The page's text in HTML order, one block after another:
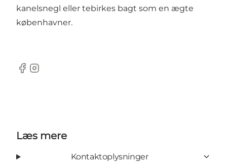
kanelsnegl eller tebirkes bagt som en ægte
københavner.
Facebook
Instagram
Læs mere
Kontaktoplysninger